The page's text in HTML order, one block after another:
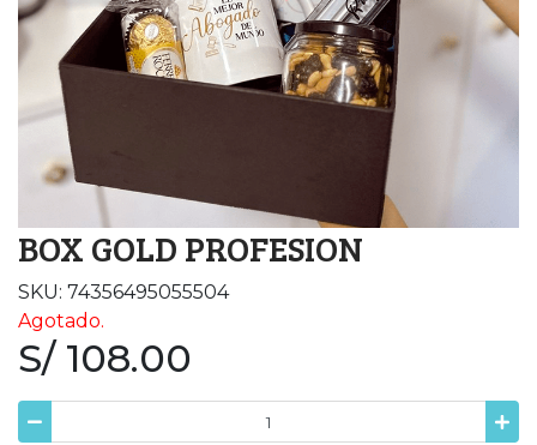
BOX GOLD PROFESION
SKU: 74356495055504
Agotado.
S/ 108.00